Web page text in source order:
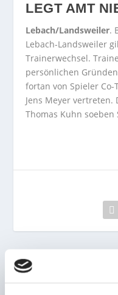
LEGT AMT
Lebach/Landsweiler.
Lebach-Landsweiler
Trainerwechsel.
persönlichen
fortan von Spieler
Jens Meyer vertreten.
Thomas Kuhn
VORHERIGE